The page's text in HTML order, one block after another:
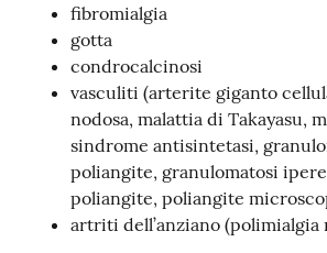
Imprese
ed Enti
Seguici
fibromialgia
gotta
condrocalcinosi
vasculiti (arterite giganto
nodosa, malattia di Takayasu,
sindrome antisintetasi,
poliangite, granulomatosi
poliangite, poliangite
artriti dell’anziano (polimialgia